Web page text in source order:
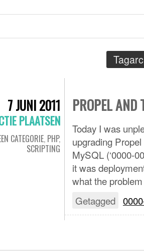
7 JUNI 2011
PLAATSEN
CATEGORIE, PHP,
SCRIPTING
PROPEL AND
Today I was
upgrading
MySQL (‘0000-
it was
what the
Getagged